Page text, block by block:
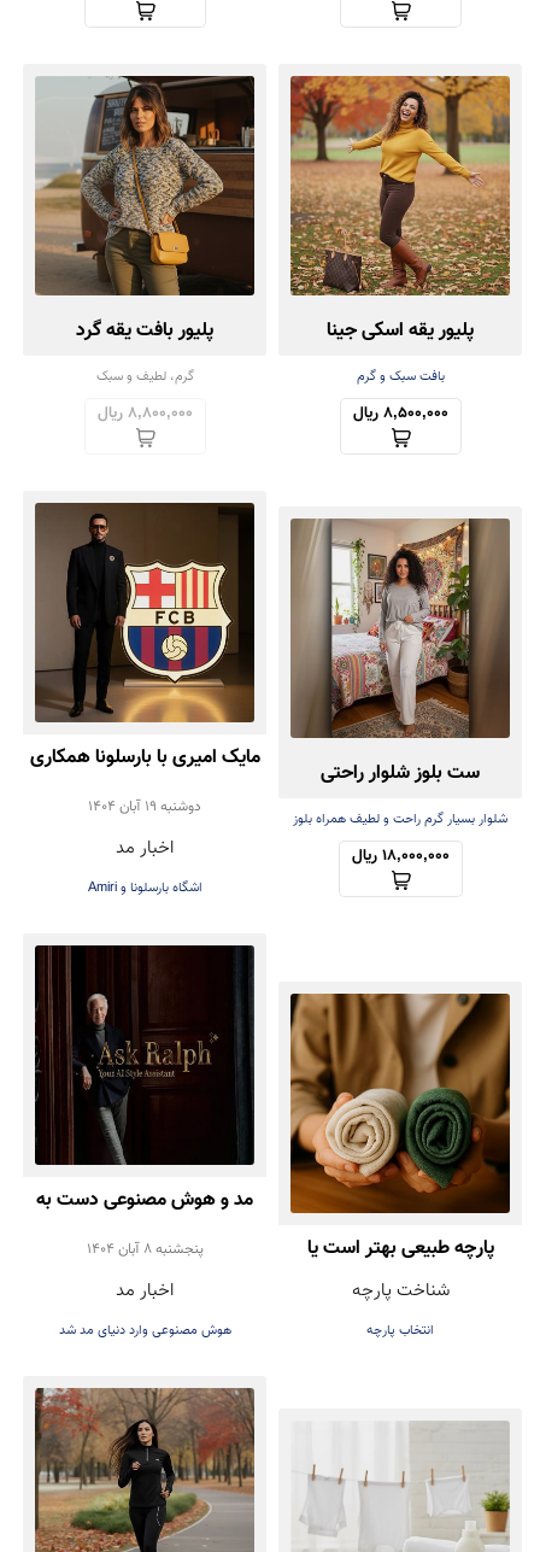
پلیور یقه اسکی جینا
بافت سبک و گرم
8,500,000 ریال
پلیور بافت یقه گرد
گرم، لطیف و سبک
8,800,000 ریال
ست بلوز شلوار راحتی
شلوار بسیار گرم راحت و لطیف همراه بلوز
سبک
18,000,000 ریال
مایک امیری با بارسلونا همکاری
باشگاه فوتبال بارسلونا در
طراحی لباس‌های رسمی
دوشنبه 19 آبان 1404
اخبار مد
اشگاه بارسلونا و Amiri
پارچه طبیعی بهتر است یا
مصنوعی؟ راهنمای انتخاب
درست هنگام خرید لباس
شناخت پارچه
انتخاب پارچه
مد و هوش مصنوعی دست به
دست هم دادند!
پنجشنبه 8 آبان 1404
اخبار مد
هوش مصنوعی وارد دنیای مد شد